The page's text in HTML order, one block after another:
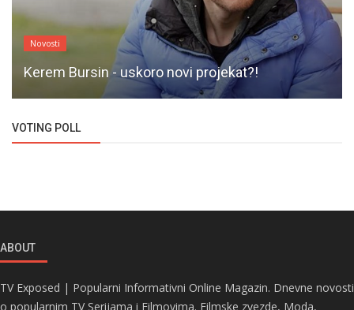
Novosti
Kerem Bursin - uskoro novi projekat?!
VOTING POLL
ABOUT
TV Exposed | Popularni Informativni Online Magazin. Dnevne novosti
o popularnim TV Serijama i Filmovima. Filmske zvezde, Moda,